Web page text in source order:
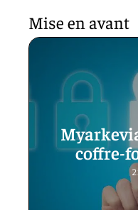
Mise en avant
coffre-